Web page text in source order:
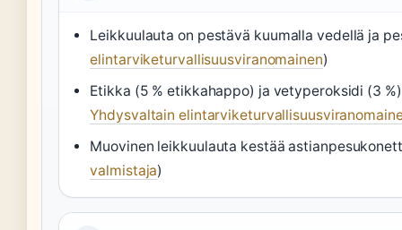
Leikkuulauta on pestävä kuumalla vedellä ja
elintarviketurvallisuusviranomainen)
Etikka (5 % etikkahappo) ja vetyperoksidi (3
Yhdysvaltain
Muovinen leikkuulauta kestää
valmistaja)